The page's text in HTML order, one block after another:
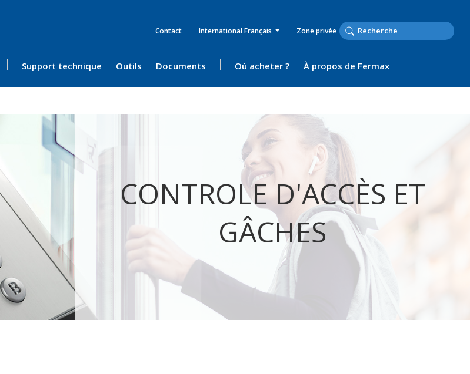
Contact International Français Zone privée
Support technique Outils Documents Où acheter ? À propos de Fermax
CONTROLE D'ACCÈS ET
GÂCHES